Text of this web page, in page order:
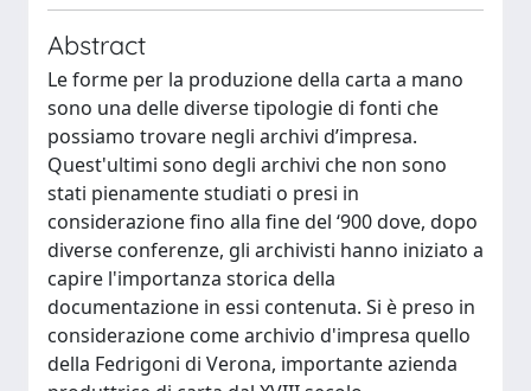
Abstract
Le forme per la produzione della carta a mano
sono una delle diverse tipologie di fonti che
possiamo trovare negli archivi d’impresa.
Quest'ultimi sono degli archivi che non sono
stati pienamente studiati o presi in
considerazione fino alla fine del ‘900 dove, dopo
diverse conferenze, gli archivisti hanno iniziato a
capire l'importanza storica della
documentazione in essi contenuta. Si è preso in
considerazione come archivio d'impresa quello
della Fedrigoni di Verona, importante azienda